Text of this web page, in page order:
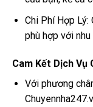
Chi Phí Hợp Lý:
phù hợp với
Cam Kết Dịch Vụ
Với phương